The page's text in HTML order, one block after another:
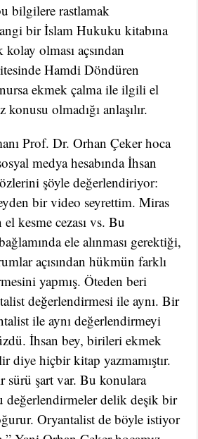
bilgilere rastlamak
bir İslam Hukuku kitabına
olması açsından
Hamdi Döndüren
ekmek çalma ile ilgili el
konusu olmadığı anlaşılır.
Prof. Dr. Orhan Çeker hoca
medya hesabında İhsan
şöyle değerlendiriyor:
bir video seyrettim. Miras
el kesme cezası vs. Bu
ele alınması gerektiği,
açısından hükmün farklı
yapmış. Öteden beri
değerlendirmesi ile aynı. Bir
ile aynı değerlendirmeyi
İhsan bey, birileri ekmek
diye hiçbir kitap yazmamıştır.
sürü şart var. Bu konulara
değerlendirmeler delik deşik bir
Oryantalist de böyle istiyor